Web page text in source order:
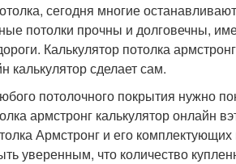
сегодня многие
потолки прочны и долговечны,
Калькулятор потолка
калькулятор сделает сам.
потолочного покрытия нужно
армстронг калькулятор онлайн
Армстронг и его
уверенным, что количество